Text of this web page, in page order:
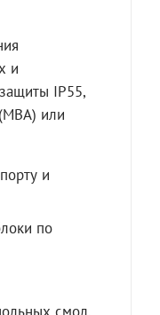
и
IP55,
или
и
по